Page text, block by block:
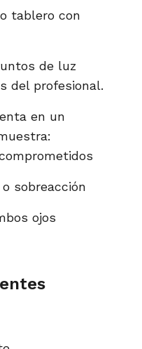
tablero con
de luz
del profesional.
en un
sobreacción
ojos